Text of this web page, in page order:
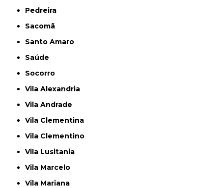
Pedreira
Sacomã
Santo Amaro
Saúde
Socorro
Vila Alexandria
Vila Andrade
Vila Clementina
Vila Clementino
Vila Lusitania
Vila Marcelo
Vila Mariana